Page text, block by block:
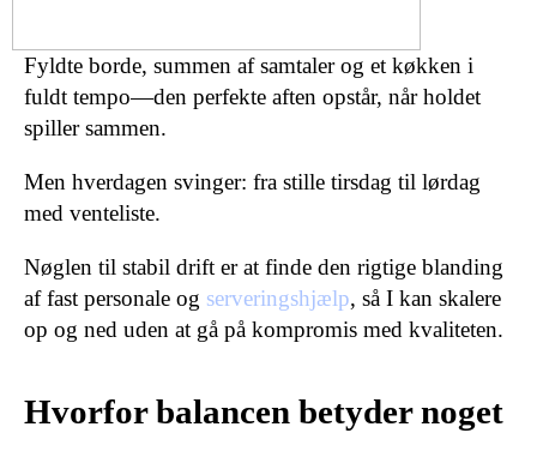
Fyldte borde, summen af samtaler og et køkken i
fuldt tempo—den perfekte aften opstår, når holdet
spiller sammen.
Men hverdagen svinger: fra stille tirsdag til lørdag
med venteliste.
Nøglen til stabil drift er at finde den rigtige blanding
af fast personale og serveringshjælp, så I kan skalere
op og ned uden at gå på kompromis med kvaliteten.
Hvorfor balancen betyder noget